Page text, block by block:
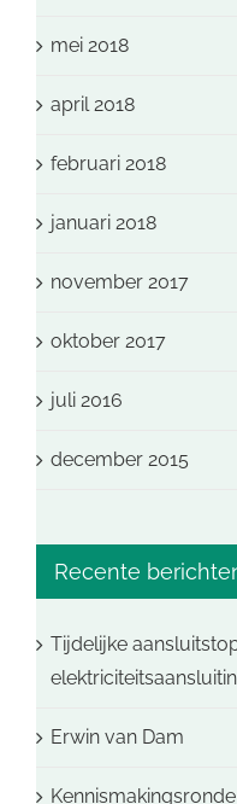
mei 2018
april 2018
februari 2018
januari 2018
november 2017
oktober 2017
juli 2016
december 2015
Recente
Tijdelijke
Erwin van Dam